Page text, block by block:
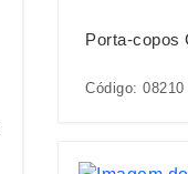
Porta-copos
Código: 08210